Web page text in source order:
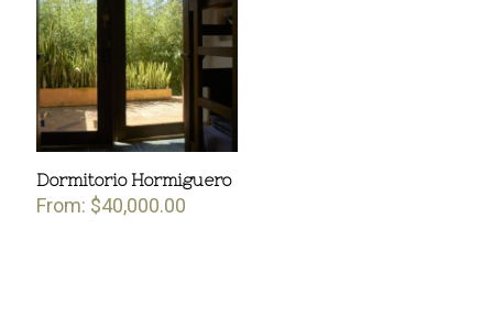
Dormitorio Hormiguero
From: $40,000.00